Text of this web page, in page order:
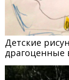
Детские
драгоценные